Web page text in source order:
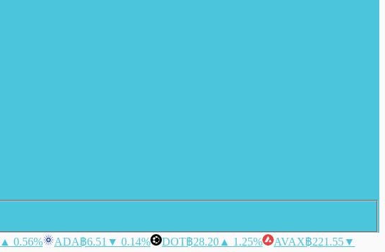
▲ 0.56% ADA฿6.51 ▼ 0.14% DOT฿28.20 ▲ 1.25% AVAX฿221.55▼